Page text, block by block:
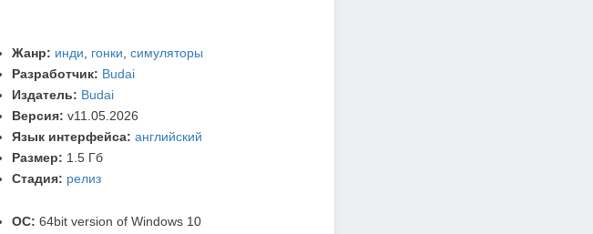
Жанр: инди гонки симуляторы
Разработчик: Budai
Издатель: Budai
Версия: v11.05.2026
Язык интерфейса: английский
Размер: 1.5 Гб
Стадия: релиз
ОС: 64bit version of Windows 10